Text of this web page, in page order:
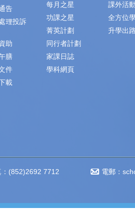
告
理投訴
助
膳
件
載
每月之星
功課之星
菁英計劃
同行者計劃
家課日誌
學科網頁
課外活動
全方位
升學出路
：(852)2692 7712 電郵：